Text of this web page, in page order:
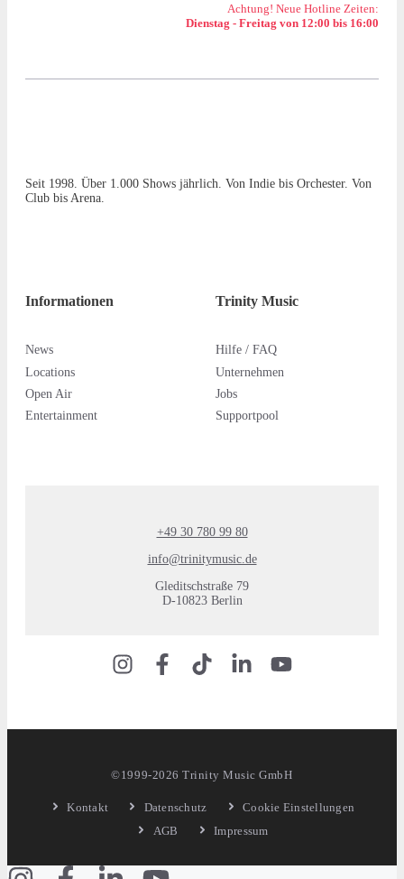
Achtung! Neue Hotline Zeiten:
Dienstag - Freitag von 12:00 bis 16:00
Seit 1998. Über 1.000 Shows jährlich. Von Indie bis Orchester. Von
Club bis Arena.
Informationen
News
Locations
Open Air
Entertainment
Trinity Music
Hilfe / FAQ
Unternehmen
Jobs
Supportpool
+49 30 780 99 80
info@trinitymusic.de
Gleditschstraße 79
D-10823 Berlin
©1999-2026 Trinity Music GmbH
Kontakt Datenschutz
Cookie Einstellungen
AGB
Impressum